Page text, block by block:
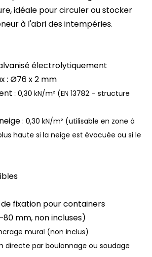
idéale pour circuler ou stocker
à l'abri des intempéries.
électrolytiquement
: Ø76 x 2 mm
: 0,30 kN/m² (EN 13782 – structure
: 0,30 kN/m² (utilisable en zone à
haute si la neige est évacuée ou si le
de fixation pour containers
mm, non incluses)
mural (non inclus)
directe par boulonnage ou soudage